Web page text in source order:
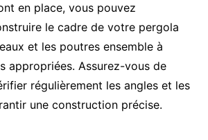
en place, vous pouvez
le cadre de votre pergola
et les poutres ensemble à
appropriées. Assurez-vous de
régulièrement les angles et les
une construction précise.